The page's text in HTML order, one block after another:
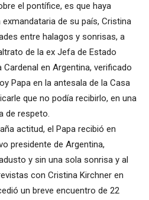
el pontífice, es que haya
de su país, Cristina
entre halagos y sonrisas, a
de la ex Jefa de Estado
en Argentina, verificado
Papa en la antesala de la Casa
que no podía recibirlo, en una
de respeto.
actitud, el Papa recibió en
presidente de Argentina,
y sin una sola sonrisa y al
con Cristina Kirchner en
un breve encuentro de 22